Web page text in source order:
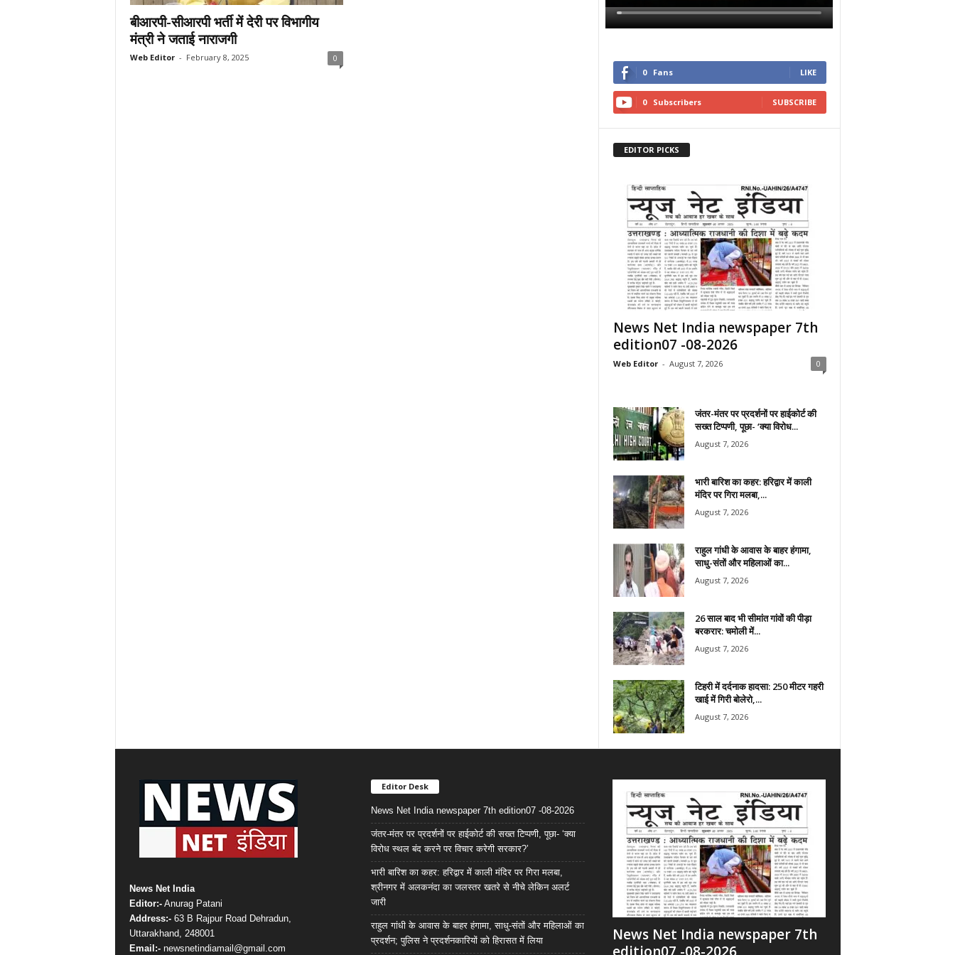
बीआरपी-सीआरपी भर्ती में देरी पर विभागीय
मंत्री ने जताई नाराजगी
Web Editor - February 8, 2025 0
0 Fans LIKE
0 Subscribers SUBSCRIBE
EDITOR PICKS
News Net India newspaper 7th
edition07 -08-2026
Web Editor - August 7, 2026 0
जंतर-मंतर पर प्रदर्शनों पर हाईकोर्ट की
सख्त टिप्पणी, पूछा- ‘क्या विरोध...
August 7, 2026
भारी बारिश का कहर: हरिद्वार में काली
मंदिर पर गिरा मलबा,...
August 7, 2026
राहुल गांधी के आवास के बाहर हंगामा,
साधु-संतों और महिलाओं का...
August 7, 2026
26 साल बाद भी सीमांत गांवों की पीड़ा
बरकरार: चमोली में...
August 7, 2026
टिहरी में दर्दनाक हादसा: 250 मीटर गहरी
खाई में गिरी बोलेरो,...
August 7, 2026
News Net India
Editor:-Anurag Patani
Address:-63 B Rajpur Road Dehradun,
Uttarakhand, 248001
Email:-newsnetindiamail@gmail.com
Editor Desk
News Net India newspaper 7th edition07 -08-2026
जंतर-मंतर पर प्रदर्शनों पर हाईकोर्ट की सख्त टिप्पणी, पूछा- ‘क्या
विरोध स्थल बंद करने पर विचार करेगी सरकार?’
भारी बारिश का कहर: हरिद्वार में काली मंदिर पर गिरा मलबा,
श्रीनगर में अलकनंदा का जलस्तर खतरे से नीचे लेकिन अलर्ट
जारी
राहुल गांधी के आवास के बाहर हंगामा, साधु-संतों और महिलाओं का
प्रदर्शन; पुलिस ने प्रदर्शनकारियों को हिरासत में लिया
News Net India newspaper 7th